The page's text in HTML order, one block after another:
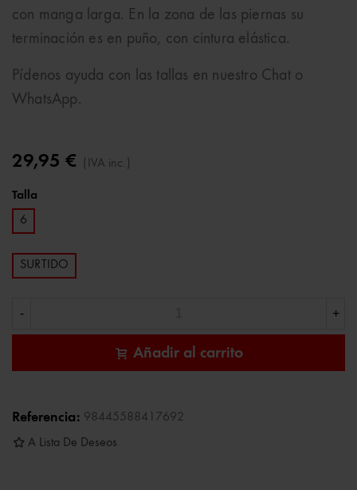
con manga larga. En la zona de las piernas su
terminación es en puño, con cintura elástica.
Pídenos ayuda con las tallas en nuestro Chat o
WhatsApp.
29,95 € (IVA inc.)
Talla
6
SURTIDO
- +
Añadir al carrito
Referencia: 98445588417692
A Lista De Deseos